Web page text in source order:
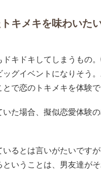
キメキを味わいた
キドキしてしまうもの
グイベントになりそう
で恋のトキメキを体験
た場合、擬似恋愛体験
いるとは言いがたいです
いうことは、男友達が